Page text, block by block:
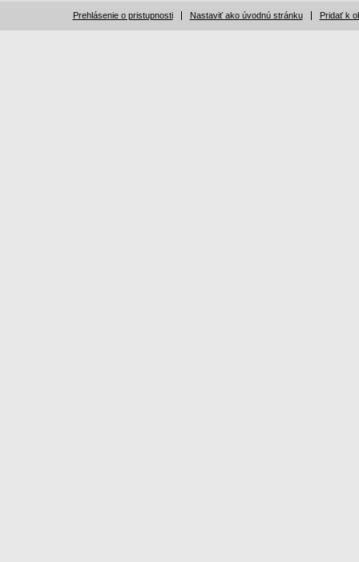
Prehlásenie o pristupnosti Nastaviť ako úvodnú stránku Pridať k